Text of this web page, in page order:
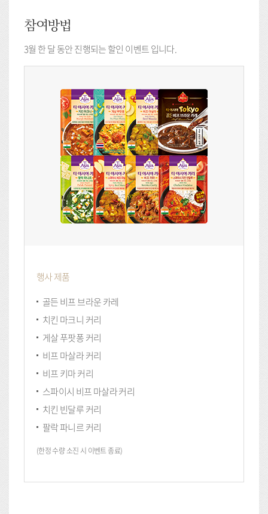
참여방법
3월 한 달 동안 진행되는 할인 이벤트 입니다.
행사 제품
골든 비프 브라운 카레
치킨 마크니 커리
게살 푸팟퐁 커리
비프 마살라 커리
비프 키마 커리
스파이시 비프 마살라 커리
치킨 빈달루 커리
팔락 파니르 커리
(한정 수량 소진 시 이벤트 종료)